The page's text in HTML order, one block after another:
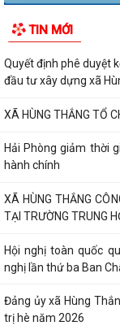
TIN MỚI
Quyết định phê duyệt
đầu tư xây dựng xã
XÃ HÙNG THẮNG TỔ
Hải Phòng giảm thời
hành chính
XÃ HÙNG THẮNG
TẠI TRƯỜNG TRUNG
Hội nghị toàn quốc
nghị lần thứ ba Ban
Đảng ủy xã Hùng
trị hè năm 2026